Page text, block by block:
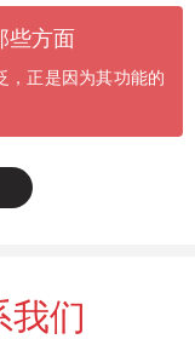
些方面
，正是因为其功能的
我们